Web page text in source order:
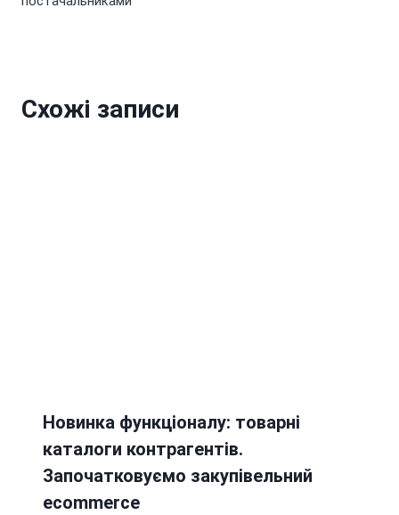
Схожі записи
Новинка функціоналу: товарні
каталоги контрагентів.
Започатковуємо закупівельний
ecommerce